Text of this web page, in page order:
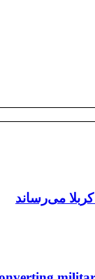
می‌رساند